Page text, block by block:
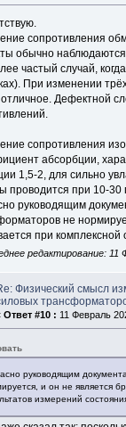
сопротивления
обычно
частый случай,
При изменении
Дефектной
сопротивления
абсорбции,
1,5-2, для сильно
проводится при 10-30
руководящим
не
при комплексной
редактирование: 11
Физический смысл
Ответ #10 : 11 Февраль
руководящим
и он не является
измерений